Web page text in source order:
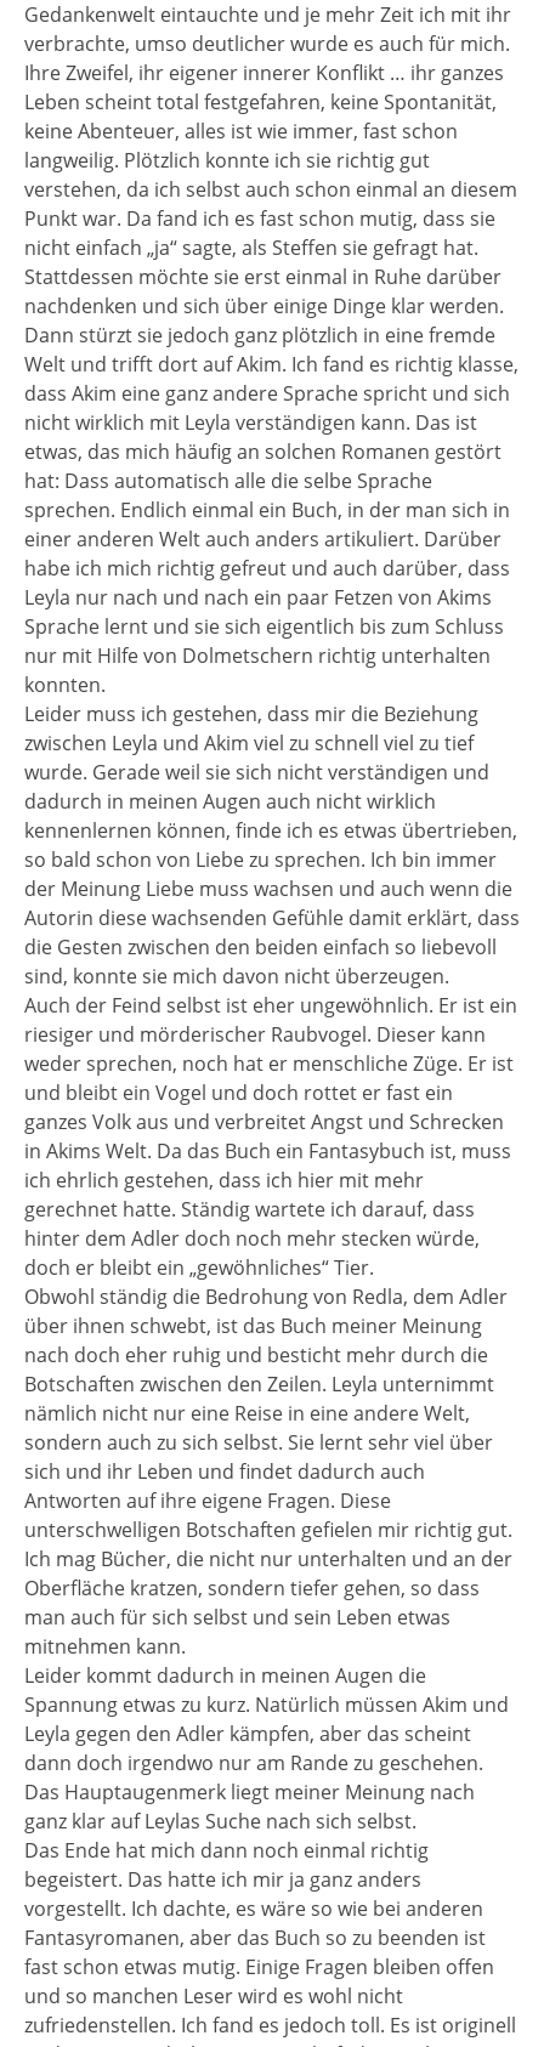
Gedankenwelt eintauchte und je mehr Zeit ich mit ihr
verbrachte, umso deutlicher wurde es auch für mich.
Ihre Zweifel, ihr eigener innerer Konflikt … ihr ganzes
Leben scheint total festgefahren, keine Spontanität,
keine Abenteuer, alles ist wie immer, fast schon
langweilig. Plötzlich konnte ich sie richtig gut
verstehen, da ich selbst auch schon einmal an diesem
Punkt war. Da fand ich es fast schon mutig, dass sie
nicht einfach „ja“ sagte, als Steffen sie gefragt hat.
Stattdessen möchte sie erst einmal in Ruhe darüber
nachdenken und sich über einige Dinge klar werden.
Dann stürzt sie jedoch ganz plötzlich in eine fremde
Welt und trifft dort auf Akim. Ich fand es richtig klasse,
dass Akim eine ganz andere Sprache spricht und sich
nicht wirklich mit Leyla verständigen kann. Das ist
etwas, das mich häufig an solchen Romanen gestört
hat: Dass automatisch alle die selbe Sprache
sprechen. Endlich einmal ein Buch, in der man sich in
einer anderen Welt auch anders artikuliert. Darüber
habe ich mich richtig gefreut und auch darüber, dass
Leyla nur nach und nach ein paar Fetzen von Akims
Sprache lernt und sie sich eigentlich bis zum Schluss
nur mit Hilfe von Dolmetschern richtig unterhalten
konnten.
Leider muss ich gestehen, dass mir die Beziehung
zwischen Leyla und Akim viel zu schnell viel zu tief
wurde. Gerade weil sie sich nicht verständigen und
dadurch in meinen Augen auch nicht wirklich
kennenlernen können, finde ich es etwas übertrieben,
so bald schon von Liebe zu sprechen. Ich bin immer
der Meinung Liebe muss wachsen und auch wenn die
Autorin diese wachsenden Gefühle damit erklärt, dass
die Gesten zwischen den beiden einfach so liebevoll
sind, konnte sie mich davon nicht überzeugen.
Auch der Feind selbst ist eher ungewöhnlich. Er ist ein
riesiger und mörderischer Raubvogel. Dieser kann
weder sprechen, noch hat er menschliche Züge. Er ist
und bleibt ein Vogel und doch rottet er fast ein
ganzes Volk aus und verbreitet Angst und Schrecken
in Akims Welt. Da das Buch ein Fantasybuch ist, muss
ich ehrlich gestehen, dass ich hier mit mehr
gerechnet hatte. Ständig wartete ich darauf, dass
hinter dem Adler doch noch mehr stecken würde,
doch er bleibt ein „gewöhnliches“ Tier.
Obwohl ständig die Bedrohung von Redla, dem Adler
über ihnen schwebt, ist das Buch meiner Meinung
nach doch eher ruhig und besticht mehr durch die
Botschaften zwischen den Zeilen. Leyla unternimmt
nämlich nicht nur eine Reise in eine andere Welt,
sondern auch zu sich selbst. Sie lernt sehr viel über
sich und ihr Leben und findet dadurch auch
Antworten auf ihre eigene Fragen. Diese
unterschwelligen Botschaften gefielen mir richtig gut.
Ich mag Bücher, die nicht nur unterhalten und an der
Oberfläche kratzen, sondern tiefer gehen, so dass
man auch für sich selbst und sein Leben etwas
mitnehmen kann.
Leider kommt dadurch in meinen Augen die
Spannung etwas zu kurz. Natürlich müssen Akim und
Leyla gegen den Adler kämpfen, aber das scheint
dann doch irgendwo nur am Rande zu geschehen.
Das Hauptaugenmerk liegt meiner Meinung nach
ganz klar auf Leylas Suche nach sich selbst.
Das Ende hat mich dann noch einmal richtig
begeistert. Das hatte ich mir ja ganz anders
vorgestellt. Ich dachte, es wäre so wie bei anderen
Fantasyromanen, aber das Buch so zu beenden ist
fast schon etwas mutig. Einige Fragen bleiben offen
und so manchen Leser wird es wohl nicht
zufriedenstellen. Ich fand es jedoch toll. Es ist originell